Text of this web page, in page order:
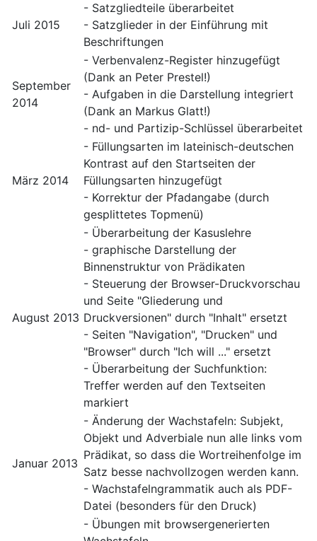
Juli 2015
- Satzgliedteile überarbeitet
- Satzglieder in der Einführung mit
Beschriftungen
September
2014
- Verbenvalenz-Register hinzugefügt
(Dank an Peter Prestel!)
- Aufgaben in die Darstellung integriert
(Dank an Markus Glatt!)
- nd- und Partizip-Schlüssel überarbeitet
März 2014
- Füllungsarten im lateinisch-deutschen
Kontrast auf den Startseiten der
Füllungsarten hinzugefügt
- Korrektur der Pfadangabe (durch
gesplittetes Topmenü)
August 2013
- Überarbeitung der Kasuslehre
- graphische Darstellung der
Binnenstruktur von Prädikaten
- Steuerung der Browser-Druckvorschau
und Seite "Gliederung und
Druckversionen" durch "Inhalt" ersetzt
- Seiten "Navigation", "Drucken" und
"Browser" durch "Ich will ..." ersetzt
- Überarbeitung der Suchfunktion:
Treffer werden auf den Textseiten
markiert
Januar 2013
- Änderung der Wachstafeln: Subjekt,
Objekt und Adverbiale nun alle links vom
Prädikat, so dass die Wortreihenfolge im
Satz besse nachvollzogen werden kann.
- Wachstafelngrammatik auch als PDF-
Datei (besonders für den Druck)
- Übungen mit browsergenerierten